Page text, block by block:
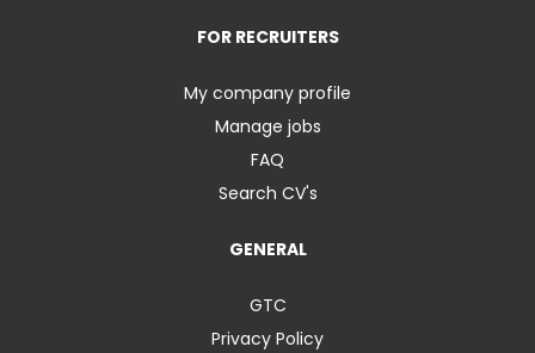
FOR RECRUITERS
My company profile
Manage jobs
FAQ
Search CV's
GENERAL
GTC
Privacy Policy